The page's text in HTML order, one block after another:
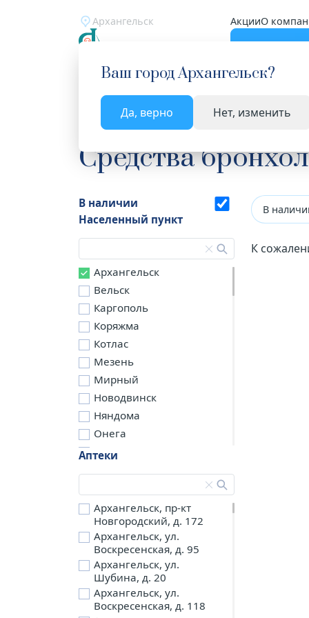
Архангельск АкцииО
Ваш городАрхангельск?
Да, верно Нет, изменить
Главная Каталог Лекарства и БАД
Средства
В наличии
Населенный пункт
Архангельск
Вельск
Каргополь
Коряжма
Котлас
Мезень
Мирный
Новодвинск
Няндома
Онега
Северодвинск
д. Бережная
д. Петариха
д. Согра
п. Березник
п. Боброво
п. Вычегодский
п. Двинской,
Аптеки
Архангельск, пр-кт
Новгородский, д. 172
Архангельск, ул.
Воскресенская, д. 95
Архангельск, ул.
Шубина, д. 20
Архангельск, ул.
Воскресенская, д. 118
В
К